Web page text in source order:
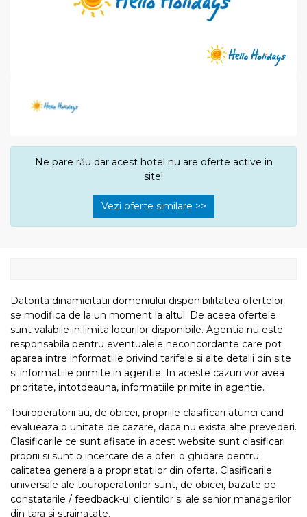
Ne pare rău dar acest hotel nu are oferte active in
site!
Vezi oferte similare >>
Datorita dinamicitatii domeniului disponibilitatea ofertelor
se modifica de la un moment la altul. De aceea ofertele
sunt valabile in limita locurilor disponibile. Agentia nu este
responsabila pentru eventualele neconcordante care pot
aparea intre informatiile privind tarifele si alte detalii din site
si informatiile primite in agentie. In aceste cazuri vor avea
prioritate, intotdeauna, informatiile primite in agentie.
Touroperatorii au, de obicei, propriile clasificari atunci cand
evalueaza o unitate de cazare, daca nu exista alte prevederi.
Clasificarile ce sunt afisate in acest website sunt clasificari
proprii si sunt o incercare de a oferi o ghidare pentru
calitatea generala a proprietatilor din oferta. Clasificarile
universale ale touroperatorilor sunt, de obicei, bazate pe
constatarile / feedback-ul clientilor si ale senior managerilor
din tara si strainatate.